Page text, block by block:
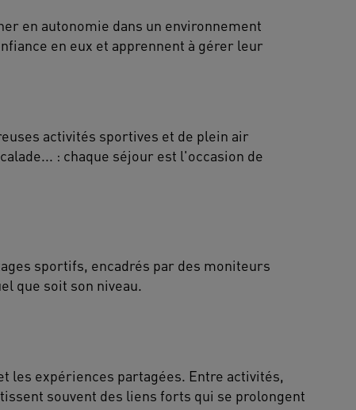
en autonomie dans un environnement
en eux et apprennent à gérer leur
activités sportives et de plein air
: chaque séjour est l'occasion de
sportifs, encadrés par des moniteurs
que soit son niveau.
les expériences partagées. Entre activités,
souvent des liens forts qui se prolongent